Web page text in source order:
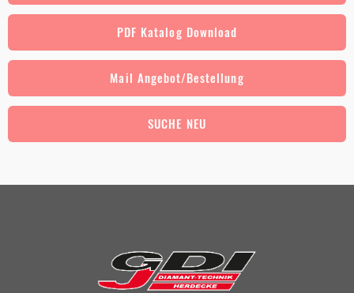
PDF Katalog Download
Mail Angebot/Bestellung
SUCHE NEU